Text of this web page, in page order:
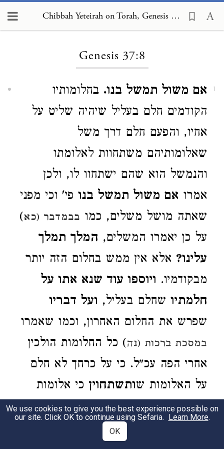
Chibbah Yeteirah on Torah, Genesis 37:8
Genesis 37:8
1 אם משול תמשל בנו. בחלומותיו
הקודמים חלם בעליל שיהיה שליט על
אחיו, והפעם חלם דרך משל
שאלומותיהם משתחוות לאלומתו
והנמשל הוא שהם ישתחוו לו, ולכן
אמרו אם משול תמשל בנו פי' וכי מפני
שאתה מושל משלים, כמו בבמדבר (כא)
על כן יאמרו המשלים, המלך תמלך
עלינו? אלא אין ממש בחלום הזה יותר
מבקודמיו. ויוספו עוד שנא אתו על
חלמתיו שחלם בעליל, ועל דבריו
שפרש את החלום האחרון, וכמו שאמרו
במסכת ברכות (נה) כל החלומות הולכין
אחרי הפה עכ"ל. כי על כרחך לא חלם
על האלומות שותשתחוין כי אלומות
אינן משתחוות, אלא חלם שנפלו או
שנטו ליפול ופרש שהן השתחוו, ולכן
We use cookies to give you the best experience possible on
our site. Click OK to continue using Sefaria. Learn More.
OK